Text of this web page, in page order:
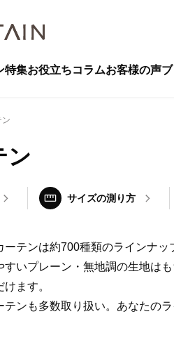
特集お役立ちコラムお客様の声
ン
ン
サイズの測り方
テンは約700種類のラインナッ
すいプレーン・無地調の生地は
ます。
ンも多数取り扱い。あなたの